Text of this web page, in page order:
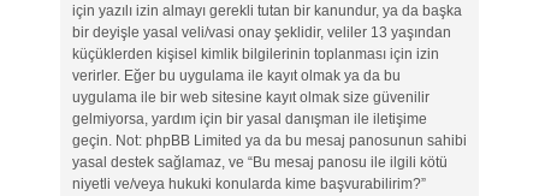
için yazılı izin almayı gerekli tutan bir kanundur, ya da başka
bir deyişle yasal veli/vasi onay şeklidir, veliler 13 yaşından
küçüklerden kişisel kimlik bilgilerinin toplanması için izin
verirler. Eğer bu uygulama ile kayıt olmak ya da bu
uygulama ile bir web sitesine kayıt olmak size güvenilir
gelmiyorsa, yardım için bir yasal danışman ile iletişime
geçin. Not: phpBB Limited ya da bu mesaj panosunun sahibi
yasal destek sağlamaz, ve “Bu mesaj panosu ile ilgili kötü
niyetli ve/veya hukuki konularda kime başvurabilirim?”